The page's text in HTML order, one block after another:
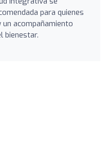
para quienes
acompañamiento
bienestar.